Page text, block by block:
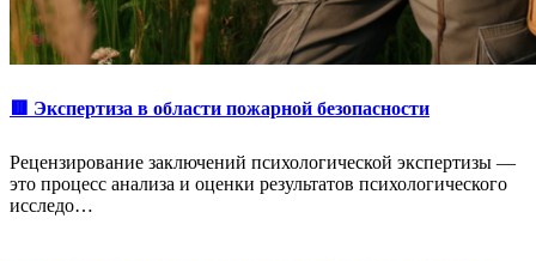
🟥 Экспертиза в области пожарной безопасности
Рецензирование заключений психологической экспертизы —
это процесс анализа и оценки результатов психологического
исследо…